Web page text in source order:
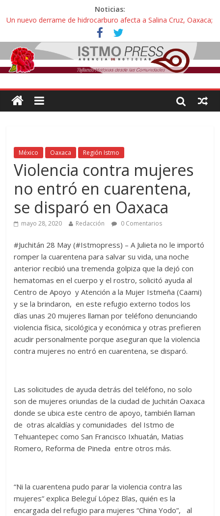
Noticias:
Un nuevo derrame de hidrocarburo afecta a Salina Cruz, Oaxaca;
ahora pescadores de Salinas del Marqués denuncian daños de
Pemex
Ángel, el joven autista expulsado por la Universidad Bienestar de
Ixtepec, Oaxaca vuelve a las aulas tras amparo
Familiares de periodista Alejandro Leyva se reúnen con titular de
intelectuales de su asesinato
Alertan pescadores de Juchitán, Oaxaca de nuevo despojo de su
México Oaxaca Región Istmo
Violencia contra mujeres
no entró en cuarentena,
se disparó en Oaxaca
mayo 28, 2020 Redacción 0 Comentarios
#Juchitán 28 May (#Istmopress) – A Julieta no le importó
romper la cuarentena para salvar su vida, una noche
anterior recibió una tremenda golpiza que la dejó con
hematomas en el cuerpo y el rostro, solicitó ayuda al
Centro de Apoyo y Atención a la Mujer Istmeña (Caami)
y se la brindaron, en este refugio externo todos los
días unas 20 mujeres llaman por teléfono denunciando
violencia física, sicológica y económica y otras prefieren
acudir personalmente porque aseguran que la violencia
contra mujeres no entró en cuarentena, se disparó.
Las solicitudes de ayuda detrás del teléfono, no solo
son de mujeres oriundas de la ciudad de Juchitán Oaxaca
donde se ubica este centro de apoyo, también llaman
de otras alcaldías y comunidades del Istmo de
Tehuantepec como San Francisco Ixhuatán, Matias
Romero, Reforma de Pineda entre otros más.
“Ni la cuarentena pudo parar la violencia contra las
mujeres” explica Beleguí López Blas, quién es la
encargada del refugio para mujeres “China Yodo”, al